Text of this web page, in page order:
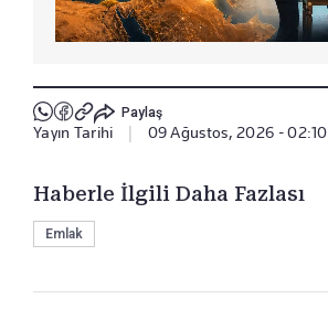
Paylaş
Yayın Tarihi 09 Ağustos, 2026 - 02:10
Haberle İlgili Daha Fazlası
Emlak